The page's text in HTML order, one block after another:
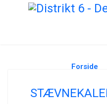
Forside